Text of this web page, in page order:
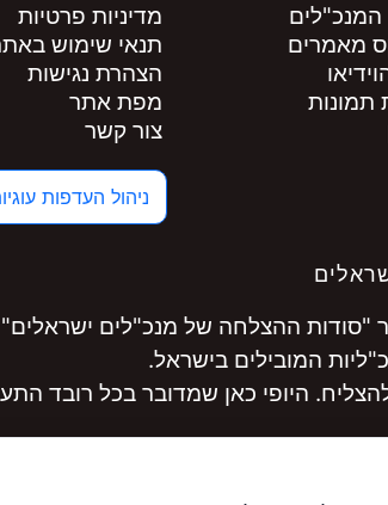
המנכ"לים
מאמרים
תמונות
מדיניות פרטיות
תנאי שימוש
הצהרת נגישות
מפת אתר
צור קשר
ניהול העדפות
ההצלחה של מנכ"לים ישראלים"
היופי כאן שמדובר בכל רובד